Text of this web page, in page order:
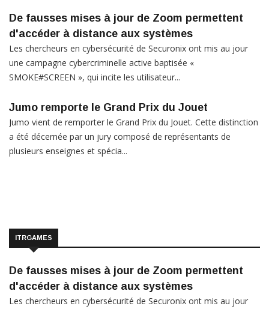
De fausses mises à jour de Zoom permettent
d'accéder à distance aux systèmes
Les chercheurs en cybersécurité de Securonix ont mis au jour
une campagne cybercriminelle active baptisée «
SMOKE#SCREEN », qui incite les utilisateur...
Jumo remporte le Grand Prix du Jouet
Jumo vient de remporter le Grand Prix du Jouet. Cette distinction
a été décernée par un jury composé de représentants de
plusieurs enseignes et spécia...
ITRGAMES
De fausses mises à jour de Zoom permettent
d'accéder à distance aux systèmes
Les chercheurs en cybersécurité de Securonix ont mis au jour